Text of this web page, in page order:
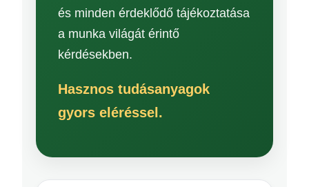
és minden érdeklődő tájékoztatása
a munka világát érintő
kérdésekben.
Hasznos tudásanyagok
gyors eléréssel.